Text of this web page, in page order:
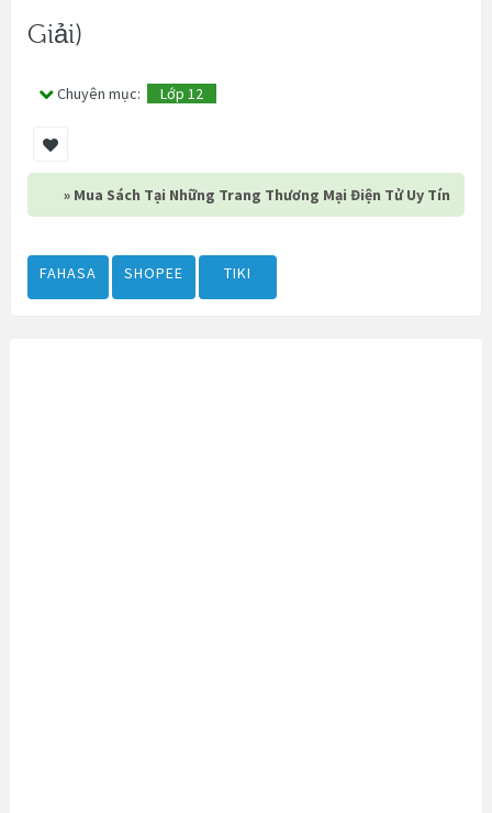
Giải)
Chuyên mục: Lớp 12
» Mua Sách Tại Những Trang Thương Mại Điện Tử Uy Tín
FAHASA SHOPEE TIKI